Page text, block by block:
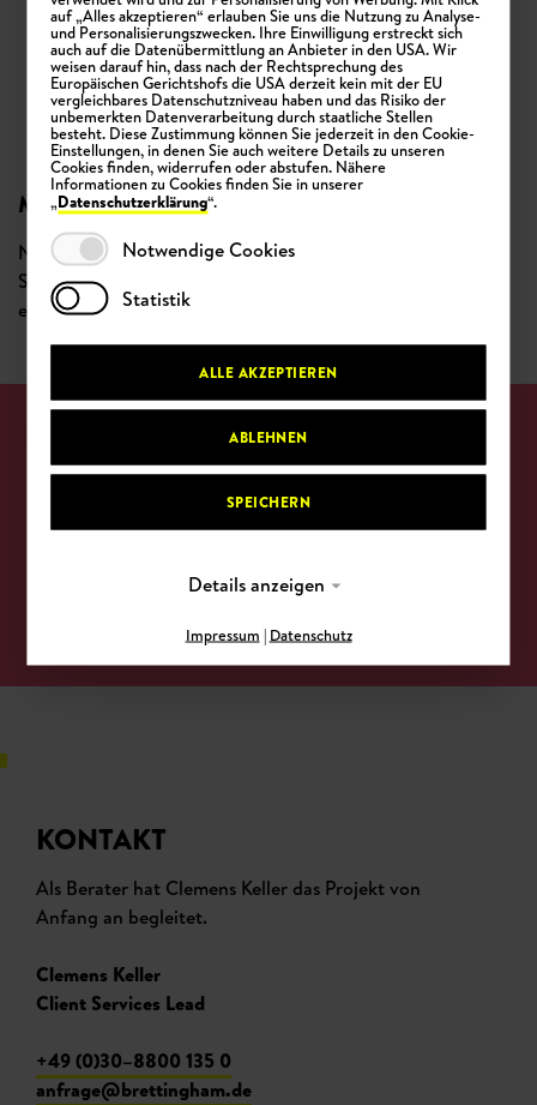
MARKENARCHITEKTUR
Neben der Hauptmarke kv.digital, entwickelten wir die
Submarken kv.connect und kv-digital hub, die wiederum in
eine gemeinsame Markenarchitektur integriert wurden.
KONTAKT
Als Berater hat Clemens Keller das Projekt von
Anfang an begleitet.
Clemens Keller
Client Services Lead
+49 (0)30–8800 135 0
anfrage@brettingham.de
auf „Alles akzeptieren“ erlauben Sie uns die Nutzung zu Analyse-
und Personalisierungszwecken. Ihre Einwilligung erstreckt sich
auch auf die Datenübermittlung an Anbieter in den USA. Wir
weisen darauf hin, dass nach der Rechtsprechung des
Europäischen Gerichtshofs die USA derzeit kein mit der EU
vergleichbares Datenschutzniveau haben und das Risiko der
unbemerkten Datenverarbeitung durch staatliche Stellen
besteht. Diese Zustimmung können Sie jederzeit in den Cookie-
Einstellungen, in denen Sie auch weitere Details zu unseren
Cookies finden, widerrufen oder abstufen. Nähere
Informationen zu Cookies finden Sie in unserer
„Datenschutzerklärung“.
Notwendige Cookies
Statistik
ALLE AKZEPTIEREN
ABLEHNEN
SPEICHERN
Details anzeigen
Impressum | Datenschutz